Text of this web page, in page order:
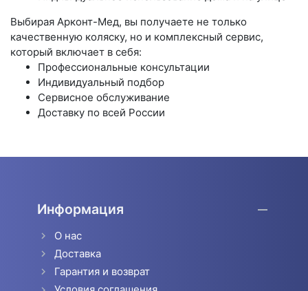
Выбирая Арконт-Мед, вы получаете не только
качественную коляску, но и комплексный сервис,
который включает в себя:
Профессиональные консультации
Индивидуальный подбор
Сервисное обслуживание
Доставку по всей России
Информация
О нас
Доставка
Гарантия и возврат